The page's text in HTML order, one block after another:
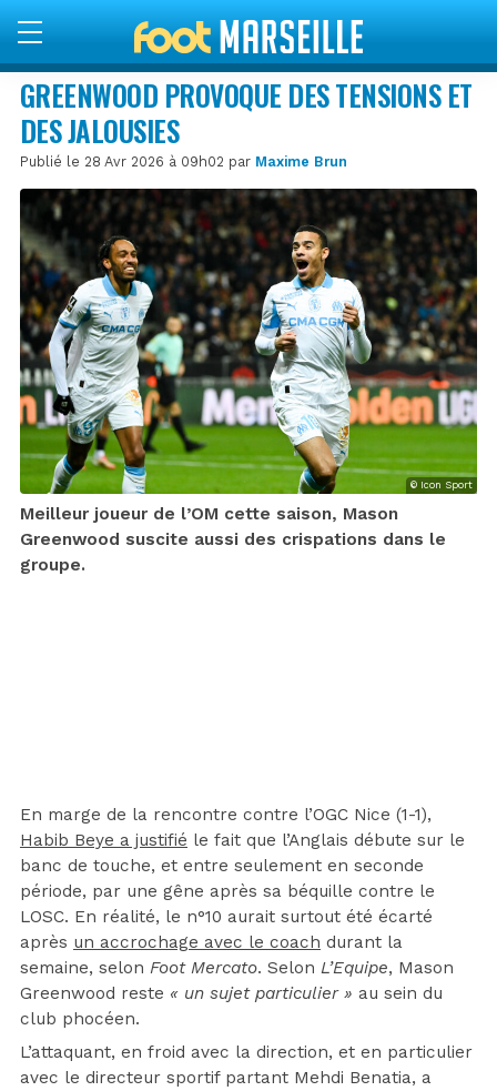
GREENWOOD PROVOQUE DES TENSIONS ET
DES JALOUSIES
Publié le 28 Avr 2026 à 09h02 par Maxime Brun
© Icon Sport
Meilleur joueur de l’OM cette saison, Mason
Greenwood suscite aussi des crispations dans le
groupe.
En marge de la rencontre contre l’OGC Nice (1-1),
Habib Beye a justifié le fait que l’Anglais débute sur le
banc de touche, et entre seulement en seconde
période, par une gêne après sa béquille contre le
LOSC. En réalité, le n°10 aurait surtout été écarté
après un accrochage avec le coach durant la
semaine, selon Foot Mercato. Selon L’Equipe, Mason
Greenwood reste « un sujet particulier » au sein du
club phocéen.
L’attaquant, en froid avec la direction, et en particulier
avec le directeur sportif partant Mehdi Benatia, a